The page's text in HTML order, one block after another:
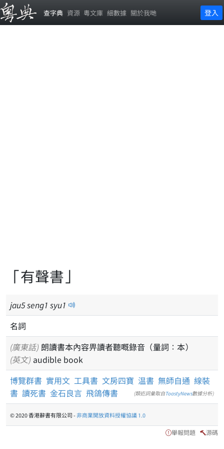
查字典 資源 粵文庫 細數據 關於我哋 登入
「有聲書」
jau5seng1 syu1
名詞
(廣東話) 朗讀書本內容畀讀者聽嘅錄音（量詞：本）
(英文) audible book
博覽群書 實用文 工具書 文房四寶 温書 無師自通 線裝
書 讀死書 金石良言 飛鴿傳書 (類近詞彙取自ToastyNews數據分析)
© 2020 香港辭書有限公司 -非商業開放資料授權協議 1.0
舉報問題 源碼